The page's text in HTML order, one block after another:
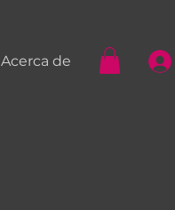
Acerca de